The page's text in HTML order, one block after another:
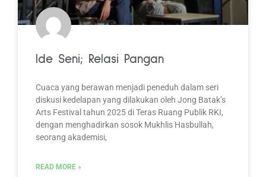
Ide Seni; Relasi Pangan
Cuaca yang berawan menjadi peneduh dalam seri
diskusi kedelapan yang dilakukan oleh Jong Batak’s
Arts Festival tahun 2025 di Teras Ruang Publik RKI,
dengan menghadirkan sosok Mukhlis Hasbullah,
seorang akademisi,
READ MORE »